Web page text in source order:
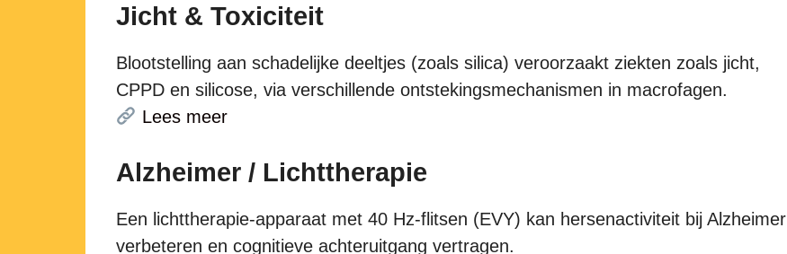
Jicht & Toxiciteit
Blootstelling aan schadelijke deeltjes (zoals silica) veroorzaakt ziekten zoals jicht,
CPPD en silicose, via verschillende ontstekingsmechanismen in macrofagen.
Lees meer
Alzheimer / Lichttherapie
Een lichttherapie-apparaat met 40 Hz-flitsen (EVY) kan hersenactiviteit bij Alzheimer
verbeteren en cognitieve achteruitgang vertragen.